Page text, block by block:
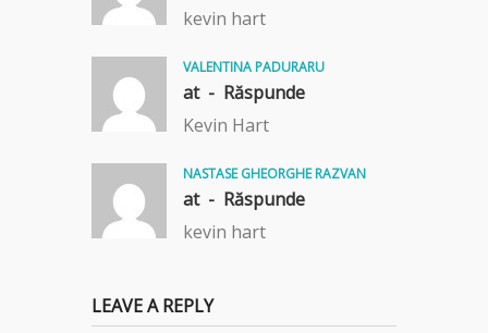
kevin hart
VALENTINA PADURARU
at - Răspunde
Kevin Hart
NASTASE GHEORGHE RAZVAN
at - Răspunde
kevin hart
LEAVE A REPLY